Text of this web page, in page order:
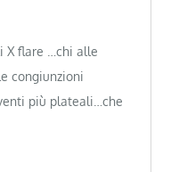
X flare …chi alle
congiunzioni
più plateali…che